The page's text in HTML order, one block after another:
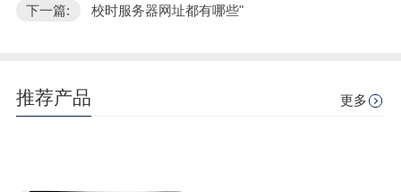
下一篇: 校时服务器网址都有哪些"
推荐产品 更多